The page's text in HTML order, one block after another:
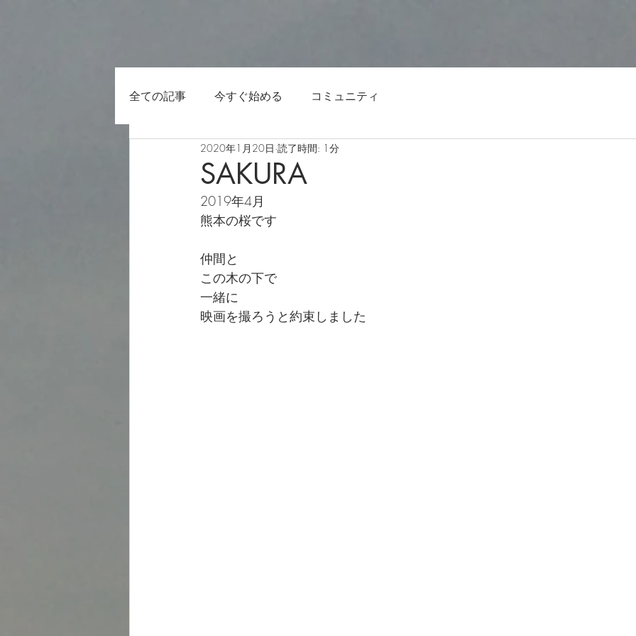
全ての記事 今すぐ始める コミュニティ
SAKURA
2020年1月20日 読了時間: 1分
2019年4月
熊本の桜です
仲間と
この木の下で
一緒に
映画を撮ろうと約束しました